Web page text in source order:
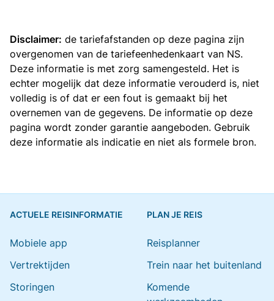
Disclaimer: de tariefafstanden op deze pagina zijn
overgenomen van de tariefeenhedenkaart van NS.
Deze informatie is met zorg samengesteld. Het is
echter mogelijk dat deze informatie verouderd is, niet
volledig is of dat er een fout is gemaakt bij het
overnemen van de gegevens. De informatie op deze
pagina wordt zonder garantie aangeboden. Gebruik
deze informatie als indicatie en niet als formele bron.
ACTUELE REISINFORMATIE
Mobiele app
Vertrektijden
Storingen
PLAN JE REIS
Reisplanner
Trein naar het buitenland
Komende